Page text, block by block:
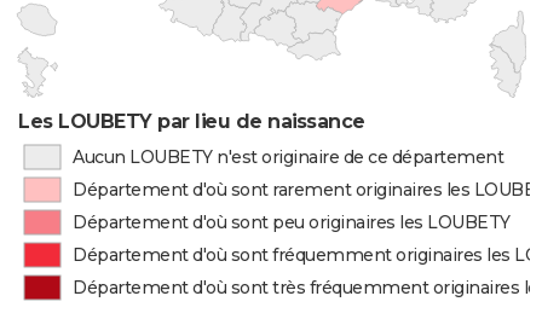
Les LOUBETY par lieu de naissance
Aucun LOUBETY n'est originaire de ce département
Département d'où sont rarement originaires les
Département d'où sont peu originaires les LOUBETY
Département d'où sont fréquemment originaires les
Département d'où sont très fréquemment originaires